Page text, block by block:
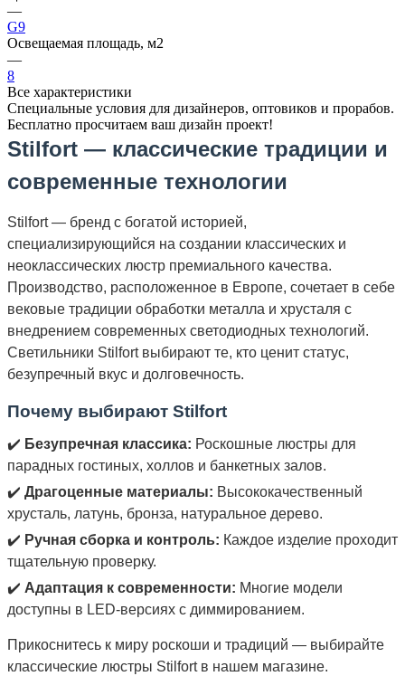
—
G9
Освещаемая площадь, м2
—
8
Все характеристики
Специальные условия для дизайнеров, оптовиков и прорабов.
Бесплатно просчитаем ваш дизайн проект!
Stilfort — классические традиции и
современные технологии
Stilfort — бренд с богатой историей,
специализирующийся на создании классических и
неоклассических люстр премиального качества.
Производство, расположенное в Европе, сочетает в себе
вековые традиции обработки металла и хрусталя с
внедрением современных светодиодных технологий.
Светильники Stilfort выбирают те, кто ценит статус,
безупречный вкус и долговечность.
Почему выбирают Stilfort
✔️ Безупречная классика: Роскошные люстры для
парадных гостиных, холлов и банкетных залов.
✔️ Драгоценные материалы: Высококачественный
хрусталь, латунь, бронза, натуральное дерево.
✔️ Ручная сборка и контроль: Каждое изделие проходит
тщательную проверку.
✔️ Адаптация к современности: Многие модели
доступны в LED-версиях с диммированием.
Прикоснитесь к миру роскоши и традиций — выбирайте
классические люстры Stilfort в нашем магазине.